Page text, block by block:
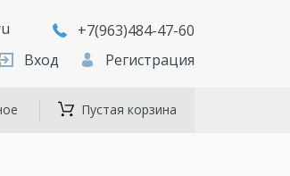
+7(963)484-47-60
Вход
Регистрация
Пустая корзина